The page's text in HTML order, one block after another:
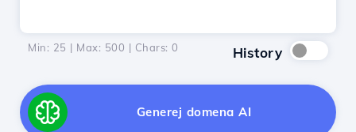
Min: 25 | Max: 500 | Chars: 0 History
Generej domena AI